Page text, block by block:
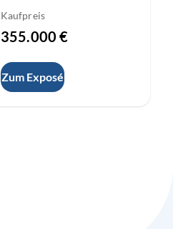
Kaufpreis
355.000 €
Zum Exposé